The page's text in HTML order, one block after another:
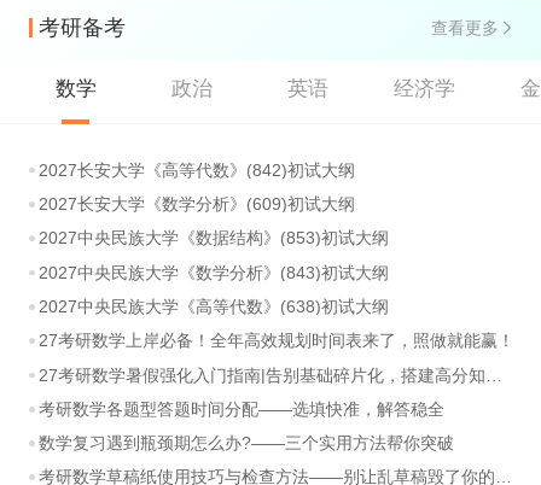
考研备考 查看更多
数学 政治 英语 经济学
2027长安大学《高等代数》(842)初试大纲
2027长安大学《数学分析》(609)初试大纲
2027中央民族大学《数据结构》(853)初试大纲
2027中央民族大学《数学分析》(843)初试大纲
2027中央民族大学《高等代数》(638)初试大纲
27考研数学上岸必备！全年高效规划时间表来了，照做就能赢！
27考研数学暑假强化入门指南|告别基础碎片化，搭建高分知识体系
考研数学各题型答题时间分配——选填快准，解答稳全
数学复习遇到瓶颈期怎么办?——三个实用方法帮你突破
考研数学草稿纸使用技巧与检查方法——别让乱草稿毁了你的分数